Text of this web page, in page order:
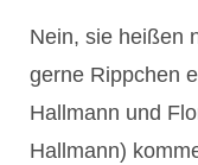
Nein, sie heißen
gerne Rippchen
Hallmann und
Hallmann)